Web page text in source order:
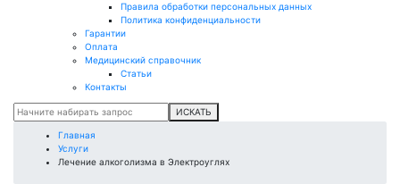
Правила обработки персональных данных
Политика конфиденциальности
Гарантии
Оплата
Медицинский справочник
Статьи
Контакты
ИСКАТЬ
Главная
Услуги
Лечение алкоголизма в Электроуглях